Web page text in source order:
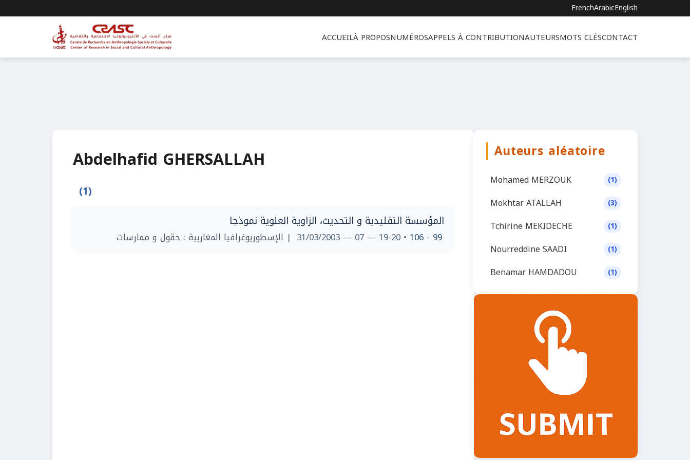
FrenchArabicEnglish
ACCUEILÀ PROPOSNUMÉROSAPPELS À CONTRIBUTIONAUTEURSMOTS CLÉSCONTACT
Abdelhafid GHERSALLAH
(1)
المؤسسة التقليدية و التحديث، الزاوية العلوية نموذجا
99 - 106
• 19-20 — 07 — 31/03/2003 | الإسطوريوغرافيا المغاربية : حقول و ممارسات
Auteurs aléatoire
Mohamed MERZOUK (1)
Mokhtar ATALLAH (3)
Tchirine MEKIDECHE (1)
Nourreddine SAADI (1)
Benamar HAMDADOU (1)